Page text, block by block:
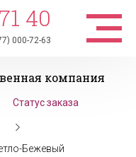
40
000-72-63
компания
Статус заказа
Бежевый